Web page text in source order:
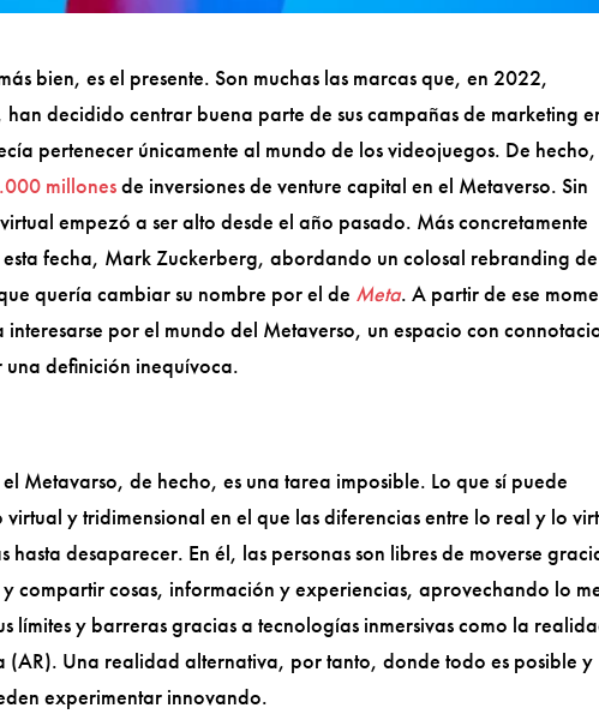
bien, es el presente. Son muchas las marcas que, en 2022,
decidido centrar buena parte de sus campañas de marketing
pertenecer únicamente al mundo de los videojuegos. De
millonesde inversiones de venture capital en el Metaverso. Sin
empezó a ser alto desde el año pasado. Más concretamente
fecha, Mark Zuckerberg, abordando un colosal rebranding de
quería cambiar su nombre por el de Meta. A partir de ese
por el mundo del Metaverso, un espacio con
definición inequívoca.
Metavarso, de hecho, es una tarea imposible. Lo que sí puede
virtual y tridimensional en el que las diferencias entre lo real y lo
hasta desaparecer. En él, las personas son libres de moverse
compartir cosas, información y experiencias, aprovechando lo
límites y barreras gracias a tecnologías inmersivas como la
Una realidad alternativa, por tanto, donde todo es posible y
experimentar innovando.